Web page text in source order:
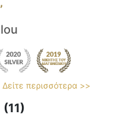
Δείτε περισσότερα >>
(11)